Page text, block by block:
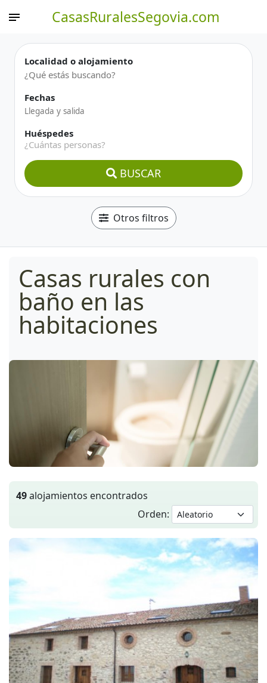
CasasRuralesSegovia.com
Localidad o alojamiento
Fechas
Huéspedes
¿Cuántas personas?
BUSCAR
Otros filtros
Casas rurales con
baño en las
habitaciones
49alojamientos encontrados
Orden: